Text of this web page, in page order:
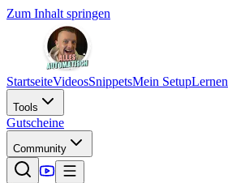
Zum Inhalt springen
StartseiteVideosSnippetsMein SetupLernen
Tools
Gutscheine
Community